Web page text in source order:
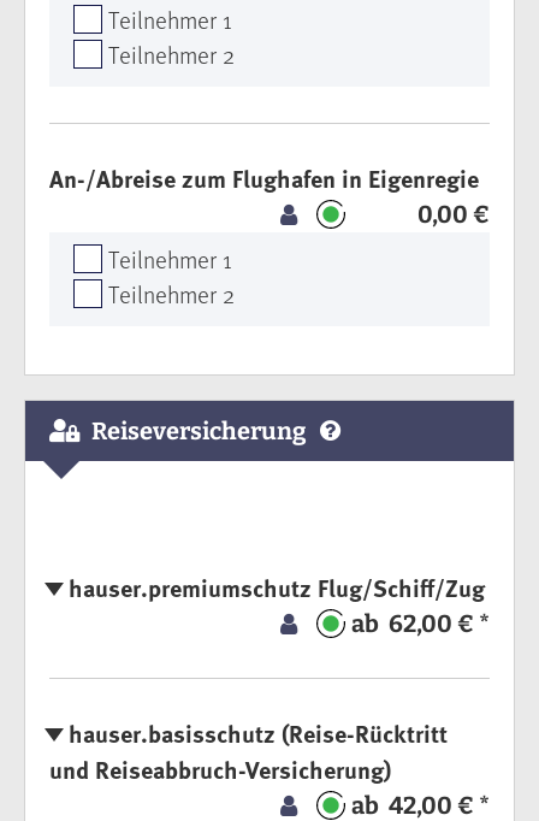
Teilnehmer 1
Teilnehmer 2
An-/Abreise zum Flughafen in Eigenregie
0,00 €
Teilnehmer 1
Teilnehmer 2
Reiseversicherung
hauser.premiumschutz Flug/Schiff/Zug
ab 62,00 € *
hauser.basisschutz (Reise-Rücktritt
und Reiseabbruch-Versicherung)
ab 42,00 € *